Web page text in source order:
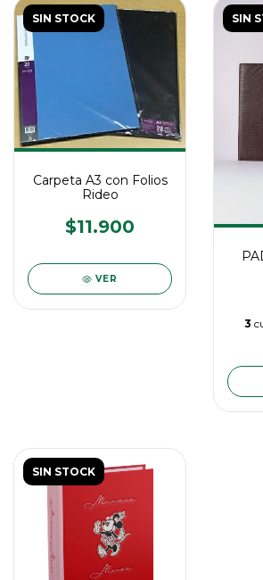
SIN STOCK
Carpeta A3 con Folios
Rideo
$11.900
VER
SIN
3
SIN STOCK